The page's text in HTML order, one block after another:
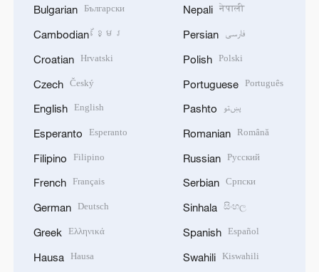
Bulgarian Български
Cambodian ខ្មែរ
Croatian Hrvatski
Czech Český
English English
Esperanto Esperanto
Filipino Filipino
French Français
German Deutsch
Greek Ελληνικά
Hausa Hausa
Nepali नेपाली
Persian فارسی
Polish Polski
Portuguese Português
Pashto پښتو
Romanian Română
Russian Русский
Serbian Српски
Sinhala සිංහල
Spanish Español
Swahili Kiswahili